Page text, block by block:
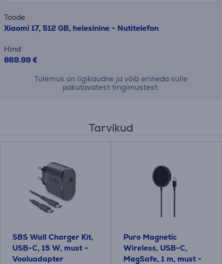
Toode
Xiaomi 17, 512 GB, helesinine - Nutitelefon
Hind
869.99 €
Tulemus on ligikaudne ja võib erineda sulle
pakutavatest tingimustest.
Tarvikud
SBS Wall Charger Kit,
USB-C, 15 W, must -
Vooluadapter
Puro Magnetic
Wireless, USB-C,
MagSafe, 1 m, must -